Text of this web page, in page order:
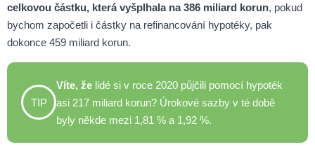
celkovou částku, která vyšplhala na 386 miliard korun, pokud
bychom započetli i částky na refinancování hypotéky, pak
dokonce 459 miliard korun.
TIP
Víte, že lidé si v roce 2020 půjčili pomocí hypoték
asi 217 miliard korun? Úrokové sazby v té době
byly někde mezi 1,81 % a 1,92 %.